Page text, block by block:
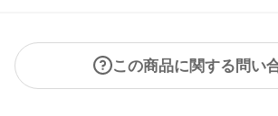
この商品に関する問い